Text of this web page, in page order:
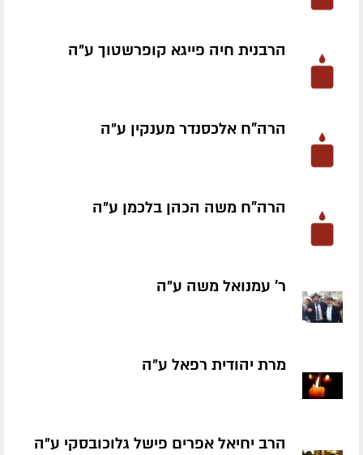
הרבנית חיה פייגא קופרשטוך ע״ה
הרה"ח אלכסנדר מענקין ע״ה
הרה"ח משה הכהן בלכמן ע״ה
ר' עמנואל משה ע״ה
מרת יהודית רפאל ע״ה
הרב יחיאל אפרים פישל גלוכובסקי ע״ה